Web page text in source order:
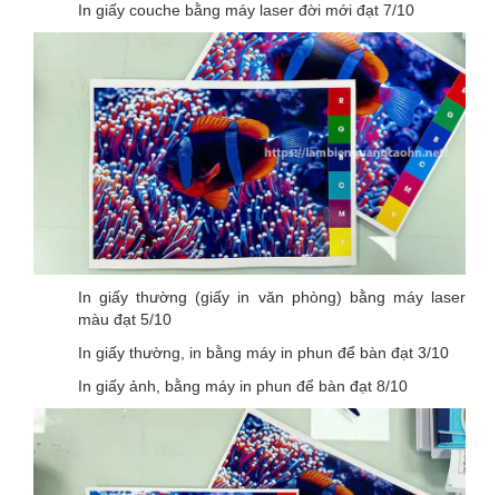
In giấy couche bằng máy laser đời mới đạt 7/10
In giấy thường (giấy in văn phòng) bằng máy laser
màu đạt 5/10
In giấy thường, in bằng máy in phun để bàn đạt 3/10
In giấy ảnh, bằng máy in phun để bàn đạt 8/10